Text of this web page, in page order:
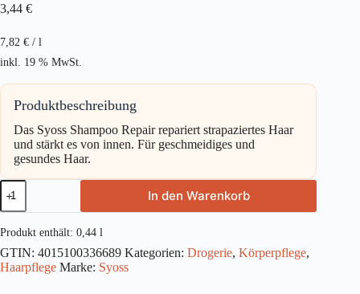
3,44 €
7,82 € / l
inkl. 19 % MwSt.
Produktbeschreibung
Das Syoss Shampoo Repair repariert strapaziertes Haar
und stärkt es von innen. Für geschmeidiges und
gesundes Haar.
Syoss
Shampoo
Repair
440ml
Menge
In den Warenkorb
Produkt enthält: 0,44 l
GTIN: 4015100336689 Kategorien: Drogerie, Körperpflege,
Haarpflege Marke: Syoss